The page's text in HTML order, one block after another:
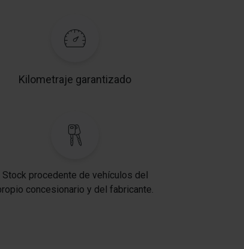
Kilometraje garantizado
Stock procedente de vehículos del
concesionario y del fabricante.